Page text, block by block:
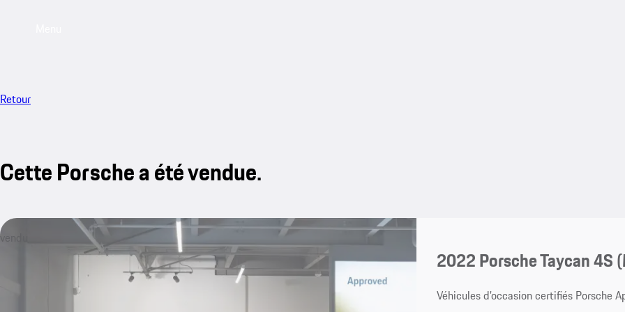
Retour
Cette Porsche a été vendue.
vendu
2022 Porsche Taycan 4S
Véhicules d’occasion certifiés Porsche